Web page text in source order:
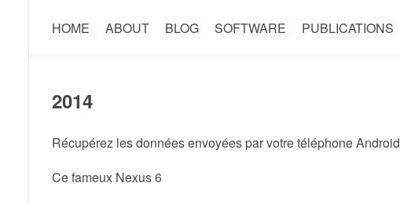
HOME ABOUT BLOG SOFTWARE PUBLICATIONS
2014
Récupérez les données envoyées par votre téléphone Android
Ce fameux Nexus 6